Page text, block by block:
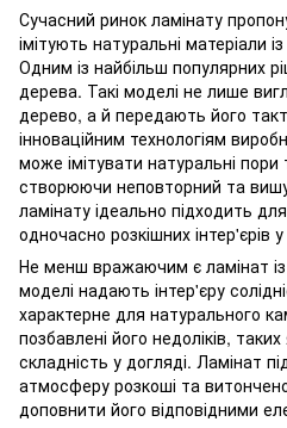
Сучасний ринок ламінату
імітують натуральні матеріали
Одним із найбільш популярних
дерева. Такі моделі не лише
дерево, а й передають його
інноваційним технологіям
може імітувати натуральні
створюючи неповторний та
ламінату ідеально підходить
одночасно розкішних інтер'єрів
Не менш вражаючим є ламінат із
моделі надають інтер'єру
характерне для натурального
позбавлені його недоліків,
складність у догляді. Ламінат
атмосферу розкоші та
доповнити його відповідними